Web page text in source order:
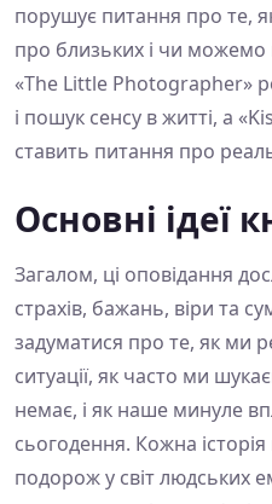
порушує питання про те,
про близьких і чи
«The Little Photographer»
і пошук сенсу в житті, а
ставить питання про
Основні ідеї
Загалом, ці оповідання
страхів, бажань, віри та
задуматися про те, як ми
ситуації, як часто ми
немає, і як наше минуле
сьогодення. Кожна
подорож у світ людських